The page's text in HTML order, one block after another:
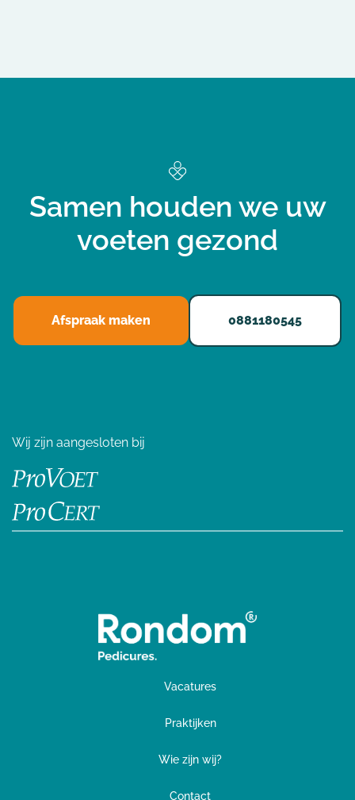
Samen houden we uw
voeten gezond
Afspraak maken 0881180545
Wij zijn aangesloten bij
Vacatures
Praktijken
Wie zijn wij?
Contact